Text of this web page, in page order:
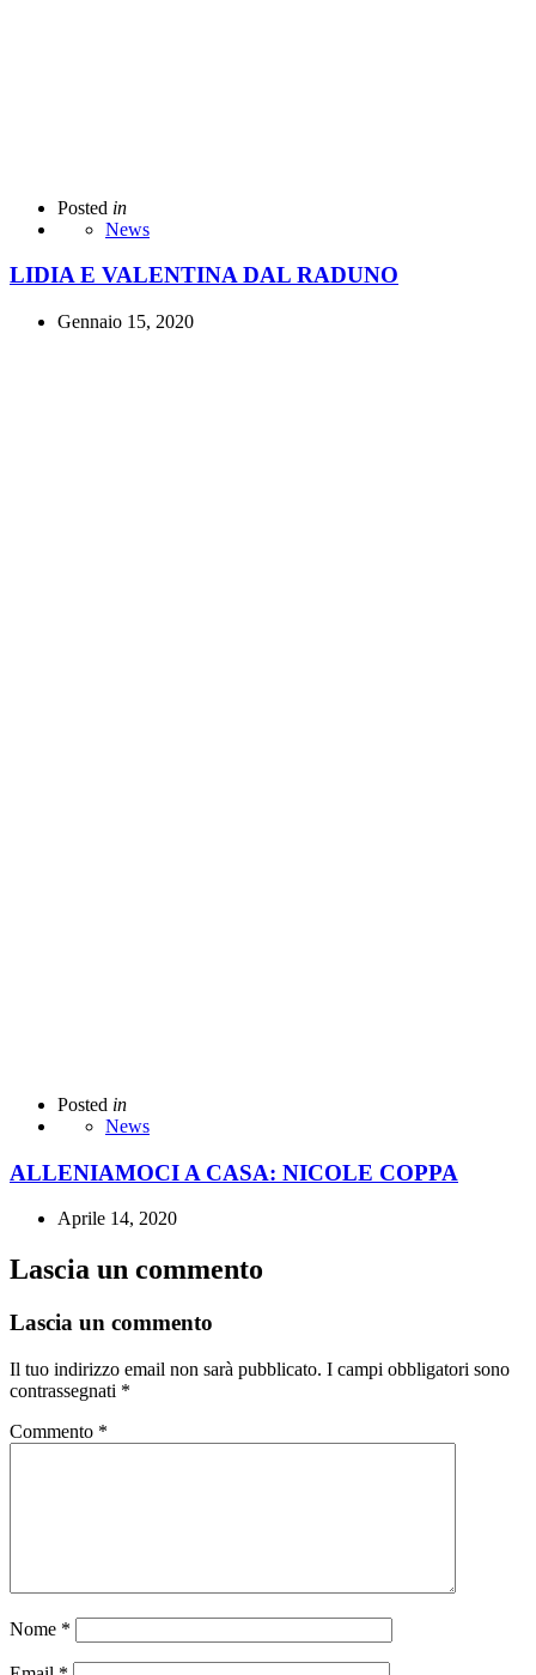
Posted in
News
LIDIA E VALENTINA DAL RADUNO
Gennaio 15, 2020
Posted in
News
ALLENIAMOCI A CASA: NICOLE COPPA
Aprile 14, 2020
Lascia un commento
Lascia un commento
Il tuo indirizzo email non sarà pubblicato. I campi obbligatori sono
contrassegnati *
Commento *
Nome *